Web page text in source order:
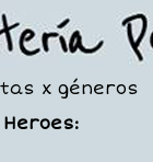
x géneros
Heroes: